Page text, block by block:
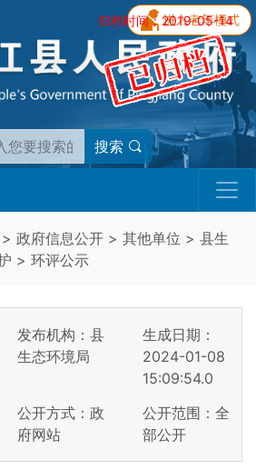
归档时间：2019-05-14
搜索
> 政府信息公开 > 其他单位 > 县生
> 环评公示
发布机构：县
生态环境局
生成日期：
2024-01-08
15:09:54.0
公开方式：政
府网站
公开范围：全
部公开